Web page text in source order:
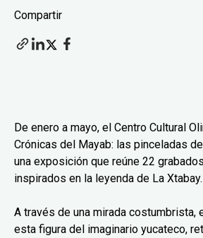
Compartir
De enero a mayo, el Centro Cultural
Crónicas del Mayab: las pinceladas
una exposición que reúne 22
inspirados en la leyenda de La Xtabay.
A través de una mirada costumbrista,
esta figura del imaginario yucateco,